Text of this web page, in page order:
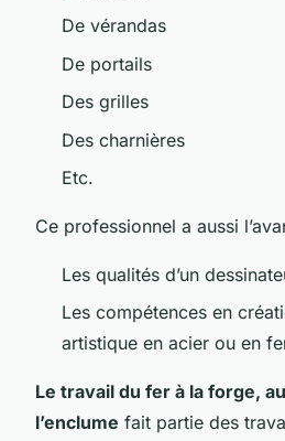
De vérandas
De portails
Des grilles
Des charnières
Etc.
Ce professionnel a aussi
Les qualités d’un
Les compétences en
artistique en acier ou en
Le travail du fer à la forge,
l’enclume fait partie des